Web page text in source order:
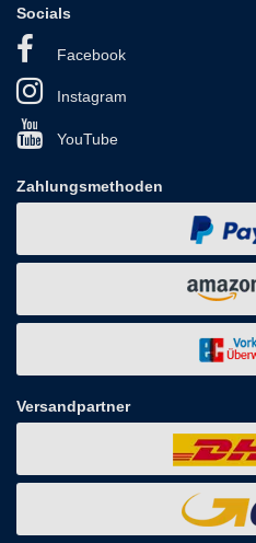
Socials
Facebook
Instagram
YouTube
Zahlungsmethoden
Versandpartner